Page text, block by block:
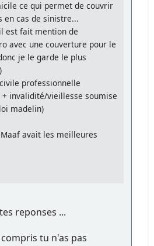
ce qui permet de couvrir
en cas de sinistre...
est fait mention de
avec une couverture pour le
je le garde le plus
professionnelle
invalidité/vieillesse soumise
madelin)
avait les meilleures
reponses ...
tu n'as pas